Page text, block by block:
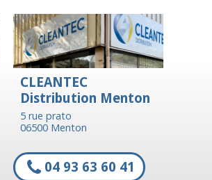
CLEANTEC
Distribution Menton
5 rue prato
06500 Menton
04 93 63 60 41